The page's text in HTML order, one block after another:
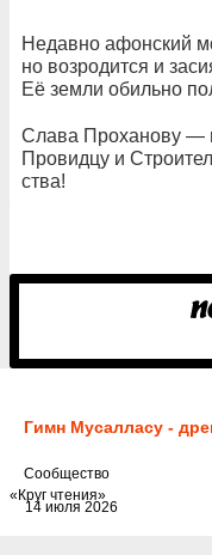
Не­дав­но афон­ский
но воз­ро­дит­ся и
Её зем­ли обиль­но
Сла­ва Про­ха­но­ву —
Про­вид­цу и
ст­ва!
Гимн Мусалласу -
14 июля 2026
Cообщество
«Круг чтения»